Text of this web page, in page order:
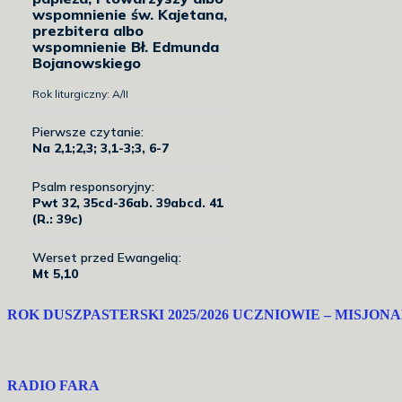
ROK DUSZPASTERSKI 2025/2026 UCZNIOWIE –
RADIO FARA